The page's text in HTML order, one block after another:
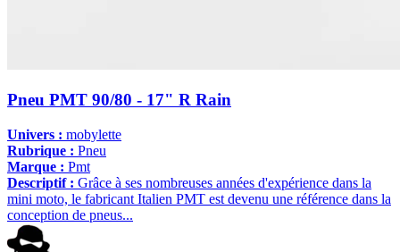
Pneu PMT 90/80 - 17" R Rain
Univers : mobylette
Rubrique : Pneu
Marque : Pmt
Descriptif : Grâce à ses nombreuses années d'expérience dans la
mini moto, le fabricant Italien PMT est devenu une référence dans la
conception de pneus...